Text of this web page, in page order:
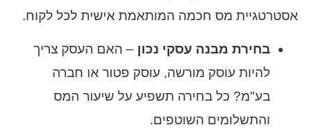
אסטרטגיית מס חכמה המותאמת אישית לכל לקוח.
בחירת מבנה עסקי נכון – האם העסק צריך
להיות עוסק מורשה, עוסק פטור או חברה
בע"מ? כל בחירה תשפיע על שיעור המס
והתשלומים השוטפים.